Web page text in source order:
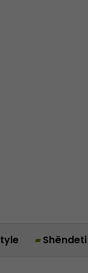
Shëndeti